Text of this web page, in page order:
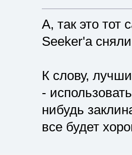
А, так это тот
Seeker'а
К слову,
-
нибудь
все будет